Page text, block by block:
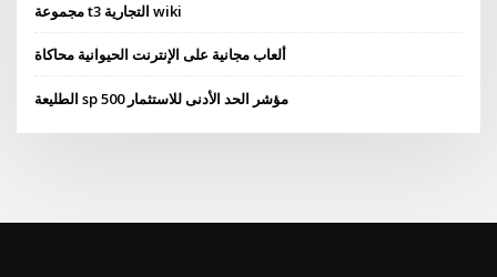
مجموعة t3 التجارية wiki
ألعاب مجانية على الإنترنت الحيوانية محاكاة
الطليعة sp 500 مؤشر الحد الأدنى للاستثمار